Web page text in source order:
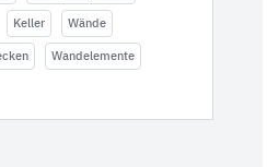
Keller Wände
Wandelemente